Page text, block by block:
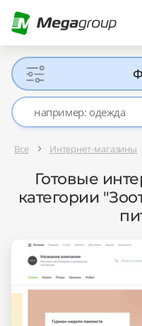
Все Интернет-магазины
Готовые
категории